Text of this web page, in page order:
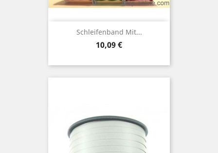
Schleifenband Mit...
Preis
10,09 €